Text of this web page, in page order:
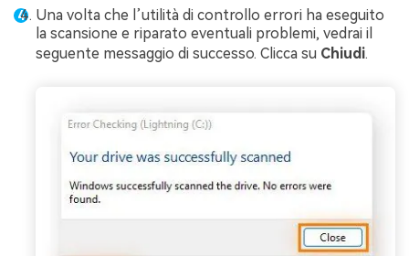
Una volta che l’utilità di controllo errori ha eseguito
la scansione e riparato eventuali problemi, vedrai il
seguente messaggio di successo. Clicca su Chiudi.